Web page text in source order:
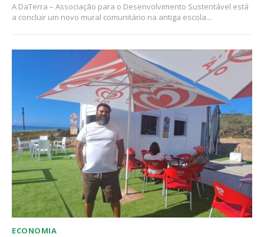
A DaTerra – Associação para o Desenvolvimento Sustentável está
a concluir um novo mural comunitário na antiga escola...
ECONOMIA